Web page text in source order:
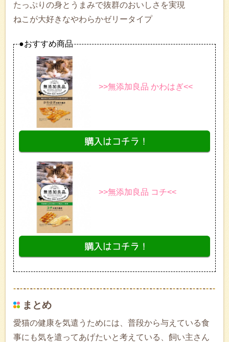
たっぷりの身とうまみで抜群のおいしさを実現
ねこが大好きなやわらかゼリータイプ
●おすすめ商品
>>無添加良品 かわはぎ<<
>>無添加良品 コチ<<
まとめ
愛猫の健康を気遣うためには、普段から与えている食
事にも気を遣ってあげたいと考えている、飼い主さん